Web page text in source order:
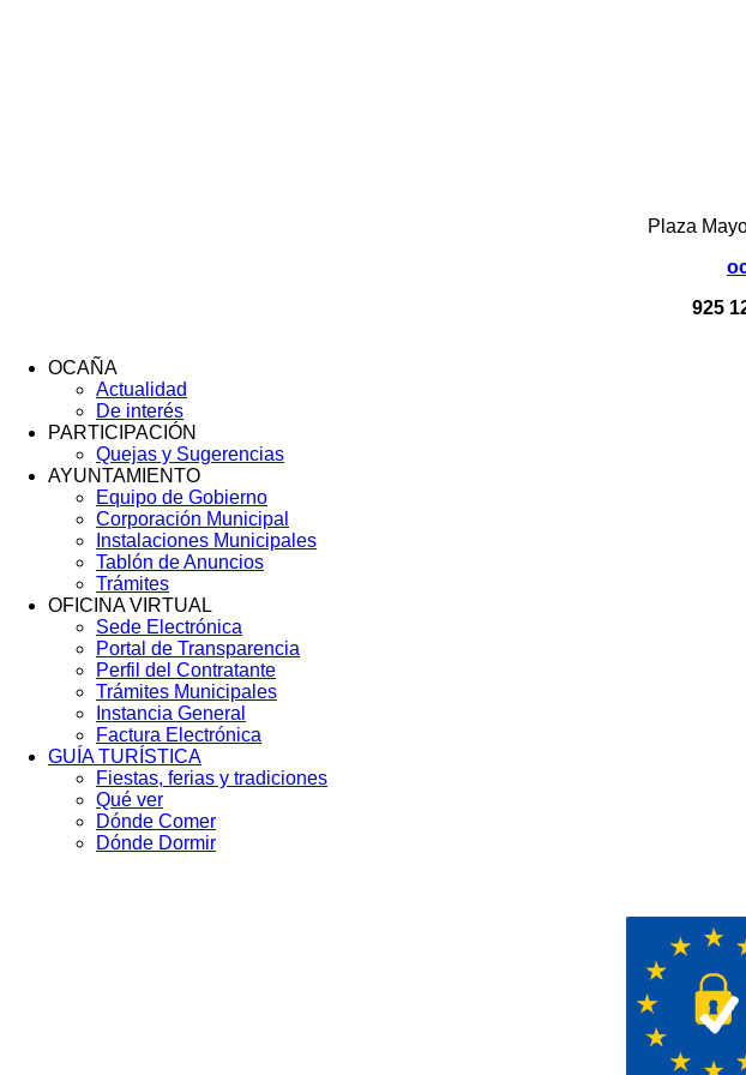
Plaza
925
OCAÑA
Actualidad
De interés
PARTICIPACIÓN
Quejas y Sugerencias
AYUNTAMIENTO
Equipo de Gobierno
Corporación Municipal
Instalaciones Municipales
Tablón de Anuncios
Trámites
OFICINA VIRTUAL
Sede Electrónica
Portal de Transparencia
Perfil del Contratante
Trámites Municipales
Instancia General
Factura Electrónica
GUÍA TURÍSTICA
Fiestas, ferias y tradiciones
Qué ver
Dónde Comer
Dónde Dormir